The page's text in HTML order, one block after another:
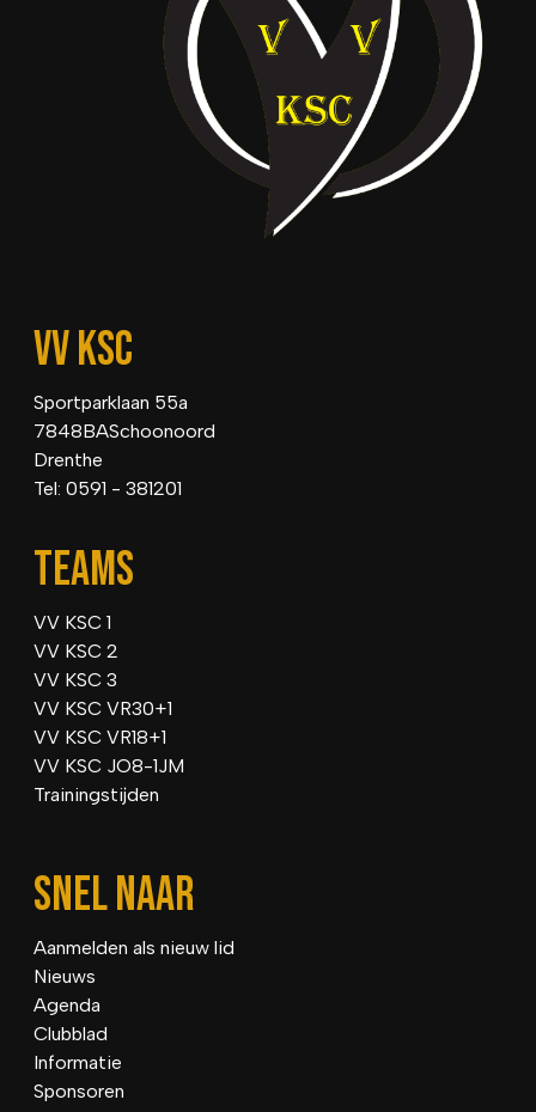
VV KSC
Sportparklaan 55a
7848BASchoonoord
Drenthe
Tel: 0591 - 381201
TEAMS
VV KSC 1
VV KSC 2
VV KSC 3
VV KSC VR30+1
VV KSC VR18+1
VV KSC JO8-1JM
Trainingstijden
SNEL NAAR
Aanmelden als nieuw lid
Nieuws
Agenda
Clubblad
Informatie
Sponsoren